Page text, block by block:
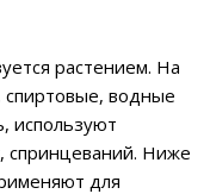
растением. На
спиртовые, водные
используют
спринцеваний. Ниже
для